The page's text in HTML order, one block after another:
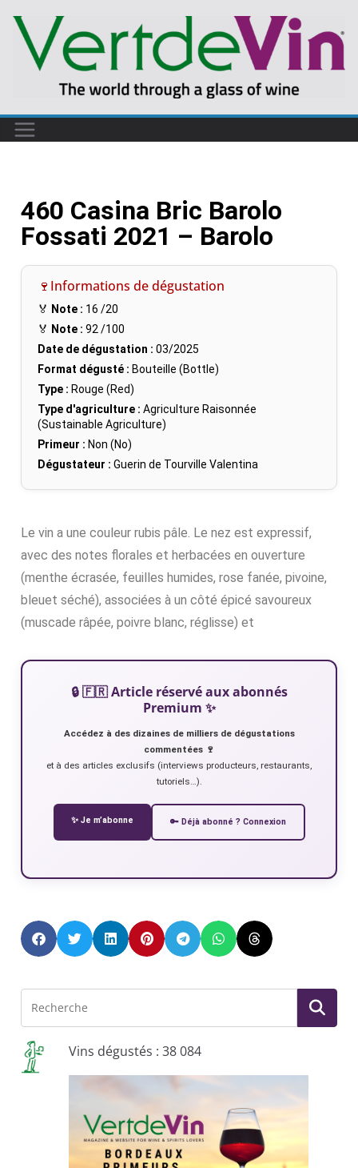
460 Casina Bric Barolo
Fossati 2021 – Barolo
🍷Informations de dégustation
🏅 Note : 16 /20
🏅 Note : 92 /100
Date de dégustation : 03/2025
Format dégusté : Bouteille (Bottle)
Type : Rouge (Red)
Type d'agriculture : Agriculture Raisonnée
(Sustainable Agriculture)
Primeur : Non (No)
Dégustateur : Guerin de Tourville Valentina
Le vin a une couleur rubis pâle. Le nez est expressif,
avec des notes florales et herbacées en ouverture
(menthe écrasée, feuilles humides, rose fanée, pivoine,
bleuet séché), associées à un côté épicé savoureux
(muscade râpée, poivre blanc, réglisse) et
🔒 🇫🇷 Article réservé aux abonnés
Premium ✨
Accédez à des dizaines de milliers de dégustations
commentées 🍷
et à des articles exclusifs (interviews producteurs, restaurants,
tutoriels…).
✨ Je m’abonne 🔑 Déjà abonné ? Connexion
Vins dégustés : 38 084